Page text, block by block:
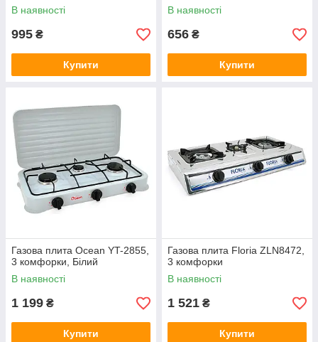
В наявності
995 ₴
Купити
В наявності
656 ₴
Купити
Газова плита Ocean YT-2855,
3 комфорки, Білий
В наявності
1 199 ₴
Купити
Газова плита Floria ZLN8472,
3 комфорки
В наявності
1 521 ₴
Купити